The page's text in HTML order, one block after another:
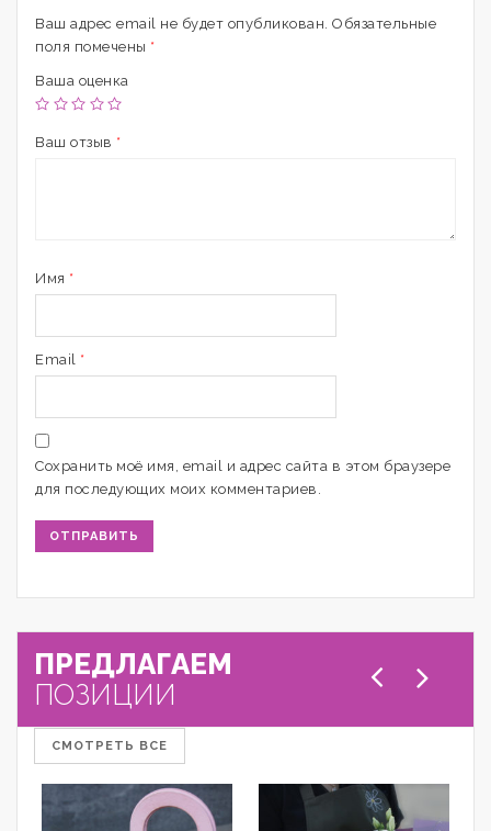
Ваш адрес email не будет опубликован. Обязательные
поля помечены *
Ваша оценка
Ваш отзыв *
Имя *
Email *
Сохранить моё имя, email и адрес сайта в этом браузере
для последующих моих комментариев.
ПРЕДЛАГАЕМ
ПОЗИЦИИ
СМОТРЕТЬ ВСЕ